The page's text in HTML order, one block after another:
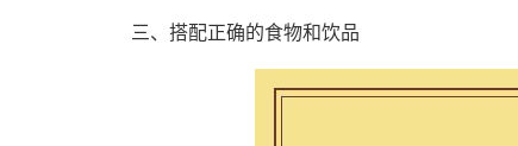
三、搭配正确的食物和饮品